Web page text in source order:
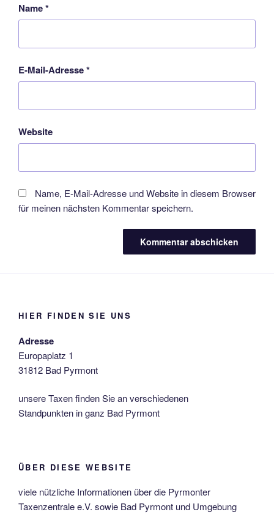
Name*
E-Mail-Adresse*
Website
Name, E-Mail-Adresse und Website in diesem Browser
für meinen nächsten Kommentar speichern.
HIER FINDEN SIE UNS
Adresse
Europaplatz 1
31812 Bad Pyrmont
unsere Taxen finden Sie an verschiedenen
Standpunkten in ganz Bad Pyrmont
ÜBER DIESE WEBSITE
viele nützliche Informationen über die Pyrmonter
Taxenzentrale e.V. sowie Bad Pyrmont und Umgebung